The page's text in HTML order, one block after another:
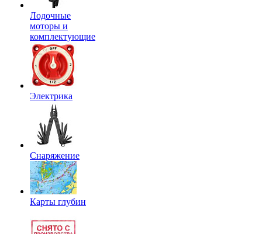
Лодочные
моторы и
комплектующие
Электрика
Снаряжение
Карты глубин